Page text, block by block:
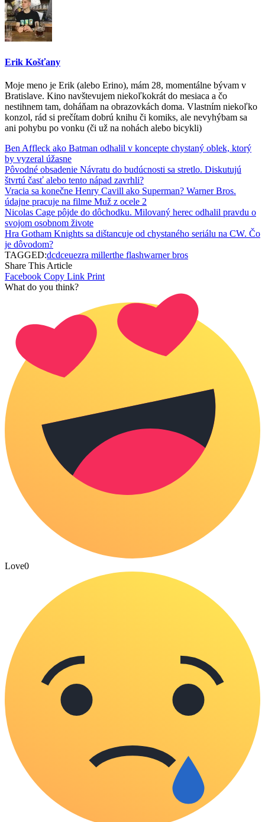
Erik Košťany
Moje meno je Erik (alebo Erino), mám 28, momentálne bývam v
Bratislave. Kino navštevujem niekoľkokrát do mesiaca a čo
nestihnem tam, doháňam na obrazovkách doma. Vlastním niekoľko
konzol, rád si prečítam dobrú knihu či komiks, ale nevyhýbam sa
ani pohybu po vonku (či už na nohách alebo bicykli)
Ben Affleck ako Batman odhalil v koncepte chystaný oblek, ktorý
by vyzeral úžasne
Pôvodné obsadenie Návratu do budúcnosti sa stretlo. Diskutujú
štvrtú časť alebo tento nápad zavrhli?
Vracia sa konečne Henry Cavill ako Superman? Warner Bros.
údajne pracuje na filme Muž z ocele 2
Nicolas Cage pôjde do dôchodku. Milovaný herec odhalil pravdu o
svojom osobnom živote
Hra Gotham Knights sa dištancuje od chystaného seriálu na CW. Čo
je dôvodom?
TAGGED:dcdceuezra millerthe flashwarner bros
Share This Article
Facebook Copy Link Print
What do you think?
Love0